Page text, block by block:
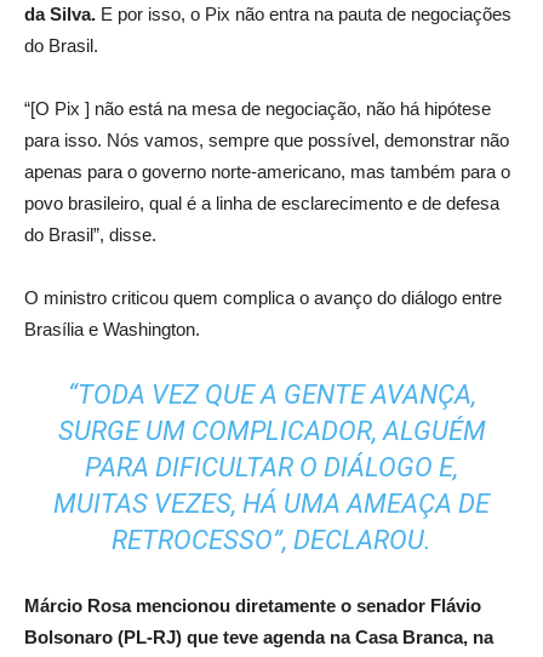
da Silva. E por isso, o Pix não entra na pauta de negociações
do Brasil.
“[O Pix ] não está na mesa de negociação, não há hipótese
para isso. Nós vamos, sempre que possível, demonstrar não
apenas para o governo norte-americano, mas também para o
povo brasileiro, qual é a linha de esclarecimento e de defesa
do Brasil”, disse.
O ministro criticou quem complica o avanço do diálogo entre
Brasília e Washington.
“TODA VEZ QUE A GENTE AVANÇA,
SURGE UM COMPLICADOR, ALGUÉM
PARA DIFICULTAR O DIÁLOGO E,
MUITAS VEZES, HÁ UMA AMEAÇA DE
RETROCESSO”, DECLAROU.
Márcio Rosa mencionou diretamente o senador Flávio
Bolsonaro (PL-RJ) que teve agenda na Casa Branca, na